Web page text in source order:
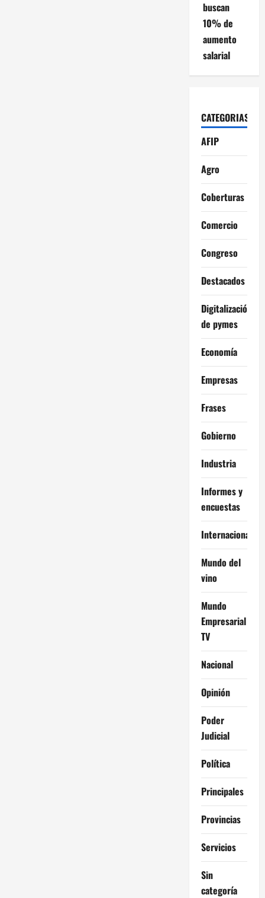
buscan
10% de
aumento
salarial
CATEGORIAS
AFIP
Agro
Coberturas
Comercio
Congreso
Destacados
Digitalización
de pymes
Economía
Empresas
Frases
Gobierno
Industria
Informes y
encuestas
Internacional
Mundo del
vino
Mundo
Empresarial
TV
Nacional
Opinión
Poder
Judicial
Política
Principales
Provincias
Servicios
Sin
categoría